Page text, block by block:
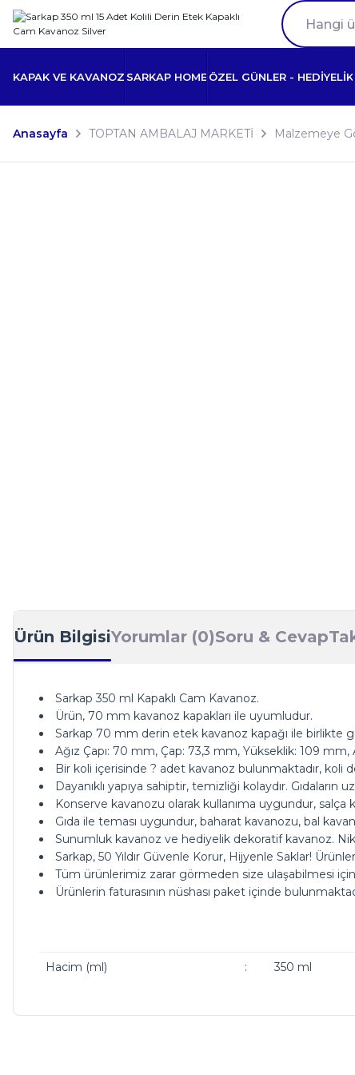
KAPAK VE KAVANOZ SARKAP HOME ÖZEL GÜNLER - HEDİYELİK
Anasayfa TOPTAN AMBALAJ MARKETİ Malzemeye
Ürün BilgisiYorumlar (0)Soru & Cevap
Sarkap 350 ml Kapaklı Cam Kavanoz.
Ürün, 70 mm kavanoz kapakları ile uyumludur.
Sarkap 70 mm derin etek kavanoz kapağı ile birlikte
Ağız Çapı: 70 mm, Çap: 73,3 mm, Yükseklik: 109 mm,
Bir koli içerisinde ? adet kavanoz bulunmaktadır, koli
Dayanıklı yapıya sahiptir, temizliği kolaydır.
Konserve kavanozu olarak kullanıma uygundur, salça
Gıda ile teması uygundur, baharat kavanozu, bal
Sunumluk kavanoz ve hediyelik dekoratif kavanoz.
Sarkap, 50 Yıldır Güvenle Korur, Hijyenle Saklar!
Tüm ürünlerimiz zarar görmeden size ulaşabilmesi
Ürünlerin faturasının nüshası paket içinde
Hacim (ml) : 350 ml